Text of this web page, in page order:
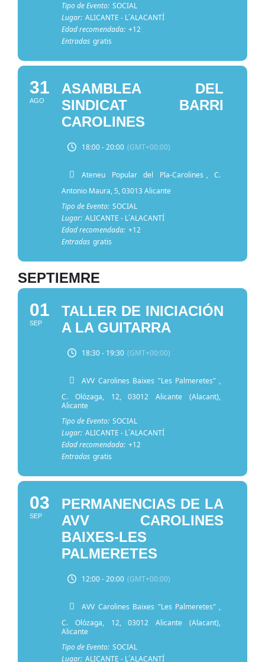
Tipo de Evento: SOCIAL
Lugar: ALICANTE - L´ALACANTÍ
Edad recomendada: +12
Entradas gratis
31
AGO
ASAMBLEA DEL
SINDICAT BARRI
CAROLINES
18:00 - 20:00 (GMT+00:00)
Ateneu Popular del Pla-Carolines , C.
Antonio Maura, 5, 03013 Alicante
Tipo de Evento: SOCIAL
Lugar: ALICANTE - L´ALACANTÍ
Edad recomendada: +12
Entradas gratis
SEPTIEMRE
01
SEP
TALLER DE INICIACIÓN
A LA GUITARRA
18:30 - 19:30 (GMT+00:00)
AVV Carolines Baixes "Les Palmeretes" ,
C. Olózaga, 12, 03012 Alicante (Alacant),
Alicante
Tipo de Evento: SOCIAL
Lugar: ALICANTE - L´ALACANTÍ
Edad recomendada: +12
Entradas gratis
03
SEP
PERMANENCIAS DE LA
AVV CAROLINES
BAIXES-LES
PALMERETES
12:00 - 20:00 (GMT+00:00)
AVV Carolines Baixes "Les Palmeretes" ,
C. Olózaga, 12, 03012 Alicante (Alacant),
Alicante
Tipo de Evento: SOCIAL
Lugar: ALICANTE - L´ALACANTÍ